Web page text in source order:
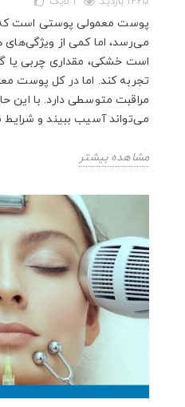
پوست معمولی پوستی است که
می‌رسد، اما کمی از ویژگی‌های
است خشکی، مقداری چربی یا
تجربه کند. اما در کل پوست
مراقبت متوسطی دارد. با این
می‌تواند آسیب ببیند و شرایط
مشاهده بیشتر